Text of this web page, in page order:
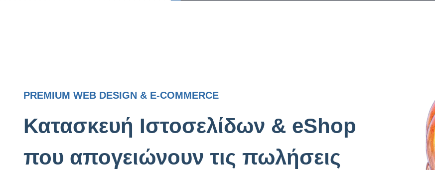
PREMIUM WEB DESIGN & E-COMMERCE
Κατασκευή Ιστοσελίδων & eShop
που απογειώνουν τις πωλήσεις